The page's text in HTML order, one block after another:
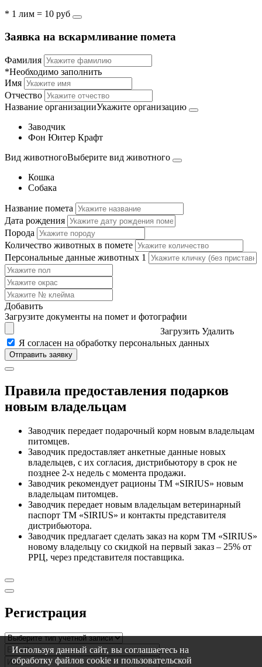
* 1 лим = 10 руб
Заявка на вскармливание помета
Фамилия
*Необходимо заполнить
Имя
Отчество
Название организацииУкажите организацию
Заводчик
Фон Юитер Крафт
Вид животногоВыберите вид животного
Кошка
Собака
Название помета
Дата рождения
Порода
Количество животных в помете
Персональные данные животных 1
Добавить
Загрузите документы на помет и фотографии
Загрузить Удалить
Я согласен на обработку персональных данных
Правила предоставления подарков
новым владельцам
Заводчик передает подарочный корм новым владельцам
питомцев.
Заводчик предоставляет анкетные данные новых
владельцев, с их согласия, дистрибьютору в срок не
позднее 2-х недель с момента продажи.
Заводчик рекомендует рационы ТМ «SIRIUS» новым
владельцам питомцев.
Заводчик передает новым владельцам ветеринарный
паспорт ТМ «SIRIUS» и контакты представителя
дистрибьютора.
Заводчик предлагает сделать заказ на корм ТМ «SIRIUS»
новому владельцу со скидкой на первый заказ – 25% от
РРЦ, через представителя поставщика.
Регистрация
Используя данный сайт, вы соглашаетесь на
обработку файлов cookie и пользовательской